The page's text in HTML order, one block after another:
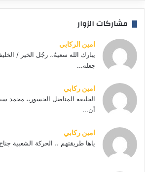
مشاركات الزوار
امين الركابي
يبارك الله سعيهُ،، رجُل الخير /
جعله...
امين ركابي
الخليفة المناضل الجسور،، محمد
أن...
امين ركابي
ياها طريقتهم ،، الحركة الشعبية